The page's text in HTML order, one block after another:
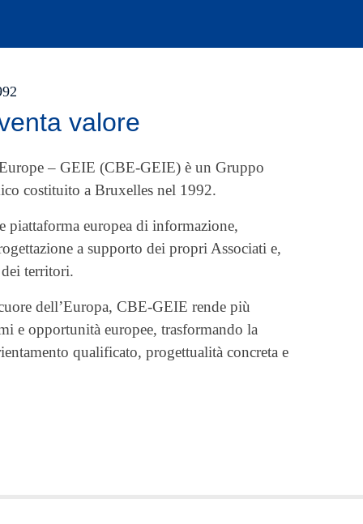
valore
– GEIE (CBE-GEIE) è un Gruppo
costituito a Bruxelles nel 1992.
piattaforma europea di informazione,
a supporto dei propri Associati e,
territori.
dell’Europa, CBE-GEIE rende più
e opportunità europee, trasformando la
qualificato, progettualità concreta e